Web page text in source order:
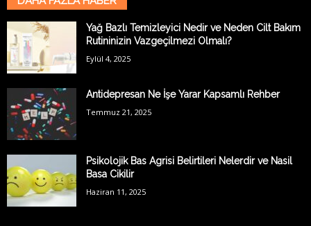
Yağ Bazlı Temizleyici Nedir ve Neden Cilt Bakım
Rutininizin Vazgeçilmezi Olmalı?
Eylül 4, 2025
Antidepresan Ne İşe Yarar Kapsamlı Rehber
Temmuz 21, 2025
Psikolojik Bas Agrisi Belirtileri Nelerdir ve Nasil
Basa Cikilir
Haziran 11, 2025